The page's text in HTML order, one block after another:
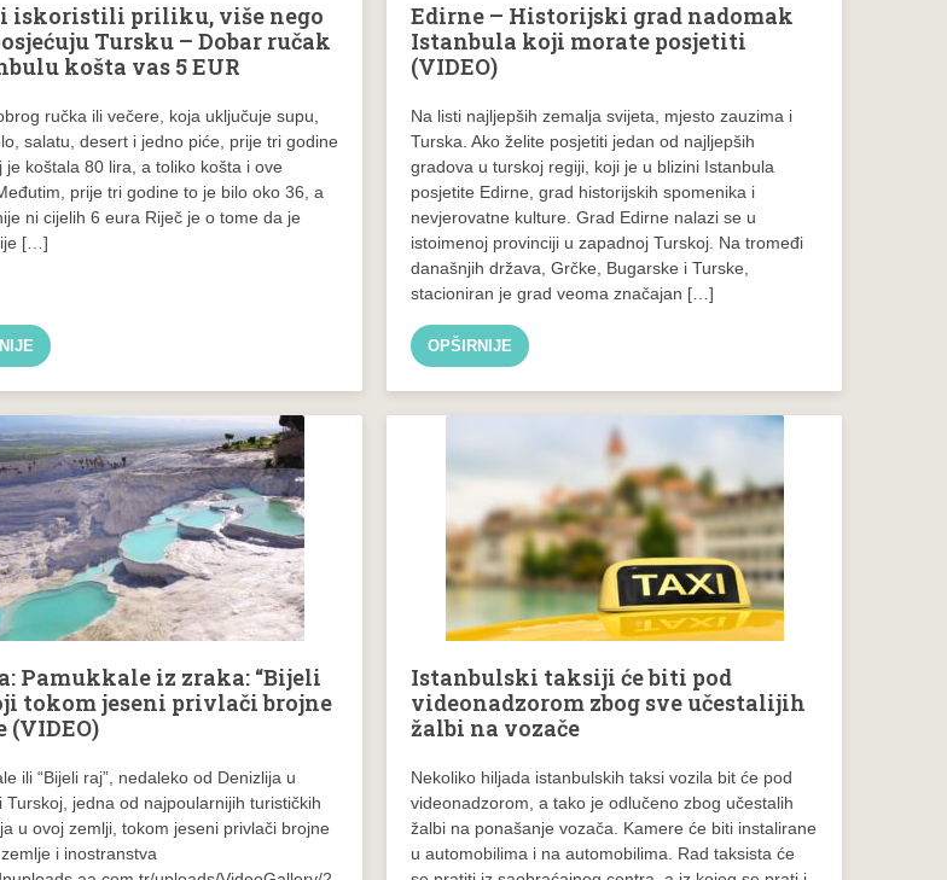
iskoristili priliku, više nego
Tursku – Dobar ručak
košta vas 5 EUR
ručka ili večere, koja uključuje supu,
salatu, desert i jedno piće, prije tri godine
je koštala 80 lira, a toliko košta i ove
prije tri godine to je bilo oko 36, a
ni cijelih 6 eura Riječ je o tome da je
[…]
Edirne – Historijski grad nadomak
Istanbula koji morate posjetiti
(VIDEO)
Na listi najljepših zemalja svijeta, mjesto zauzima i
Turska. Ako želite posjetiti jedan od najljepših
gradova u turskoj regiji, koji je u blizini Istanbula
posjetite Edirne, grad historijskih spomenika i
nevjerovatne kulture. Grad Edirne nalazi se u
istoimenoj provinciji u zapadnoj Turskoj. Na tromeđi
današnjih država, Grčke, Bugarske i Turske,
stacioniran je grad veoma značajan […]
OPŠIRNIJE
Pamukkale iz zraka: “Bijeli
tokom jeseni privlači brojne
(VIDEO)
ili “Bijeli raj”, nedaleko od Denizlija u
Turskoj, jedna od najpoularnijih turističkih
u ovoj zemlji, tokom jeseni privlači brojne
i inostranstva
Istanbulski taksiji će biti pod
videonadzorom zbog sve učestalijih
žalbi na vozače
Nekoliko hiljada istanbulskih taksi vozila bit će pod
videonadzorom, a tako je odlučeno zbog učestalih
žalbi na ponašanje vozača. Kamere će biti instalirane
u automobilima i na automobilima. Rad taksista će